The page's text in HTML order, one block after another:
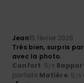
Jean15 février 2026
Très bien, surpris
avec la photo.
Confort: 5/5
parfaite Matière: 5 /5